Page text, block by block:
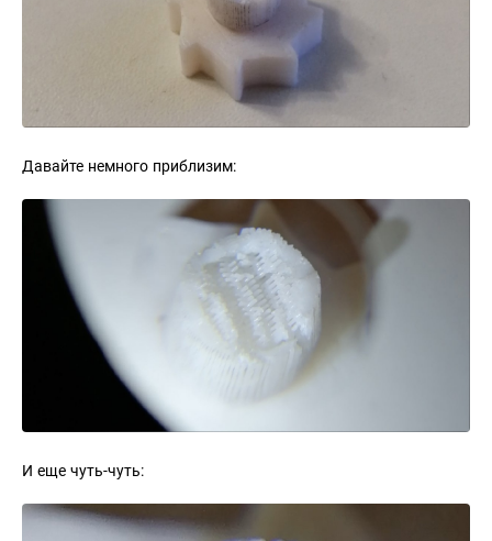
Давайте немного приблизим:
И еще чуть-чуть: